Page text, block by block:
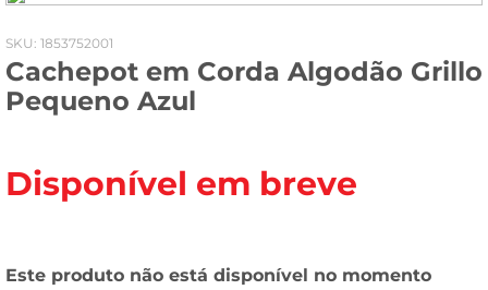
: 1853752001
Cachepot em Corda Algodão Grillo
Pequeno Azul
Disponível em breve
fogao
café
cerveja
leite